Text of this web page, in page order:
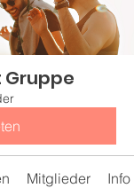
Mitglieder Info